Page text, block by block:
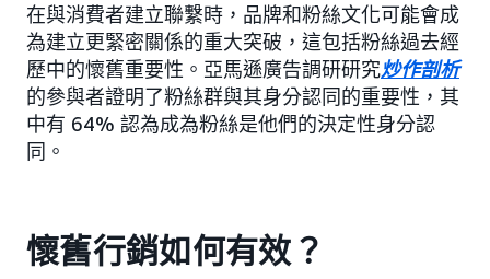
在與消費者建立聯繫時，品牌和粉絲文化可能會成
為建立更緊密關係的重大突破，這包括粉絲過去經
歷中的懷舊重要性。亞馬遜廣告調研研究炒作剖析
的參與者證明了粉絲群與其身分認同的重要性，其
中有 64% 認為成為粉絲是他們的決定性身分認
同。
懷舊行銷如何有效？